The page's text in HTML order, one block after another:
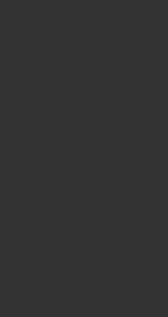
МАРМЕЛАДКИ PURR